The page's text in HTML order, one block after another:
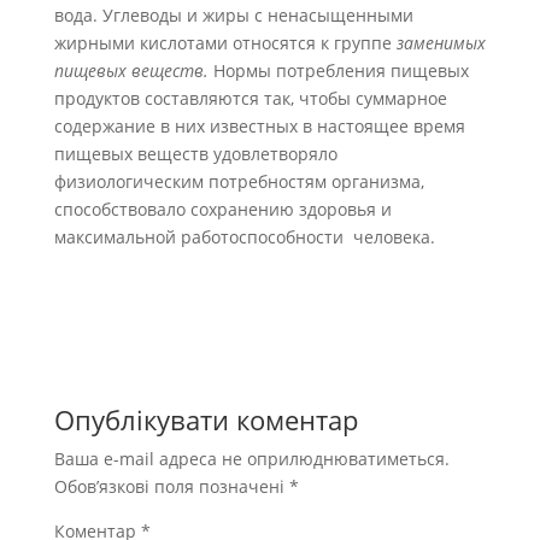
вода. Углеводы и жиры с не­насыщенными
жирными кислотами относятся к группе за­менимых
пищевых веществ. Нормы потребления пищевых
продуктов составляются так, чтобы суммарное
содержание в них известных в настоящее время
пищевых веществ удовлетворяло
физиологическим потребностям организма,
способствовало сохранению здоровья и
максимальной ра­ботоспособности человека.
Опублікувати коментар
Ваша e-mail адреса не оприлюднюватиметься.
Обов’язкові поля позначені *
Коментар *